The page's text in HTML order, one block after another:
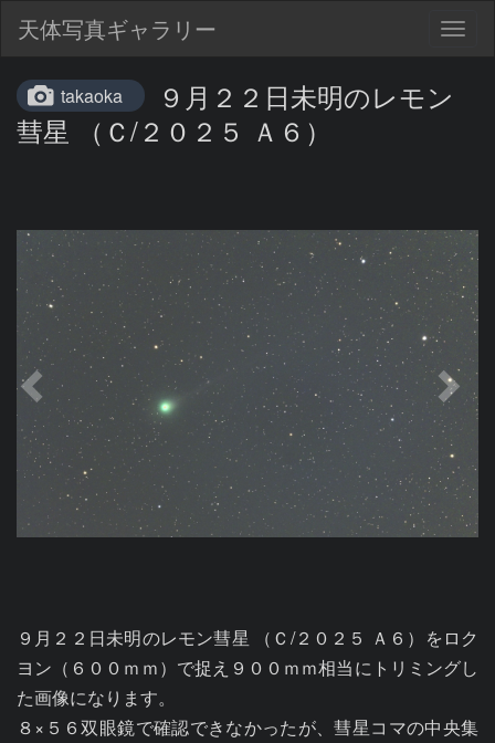
天体写真ギャラリー
takaoka
９月２２日未明のレモン
彗星 （Ｃ/２０２５ Ａ６）
９月２２日未明のレモン彗星 （Ｃ/２０２５ Ａ６）をロク
ヨン（６００ｍｍ）で捉え９００ｍｍ相当にトリミングし
た画像になります。
８×５６双眼鏡で確認できなかったが、彗星コマの中央集